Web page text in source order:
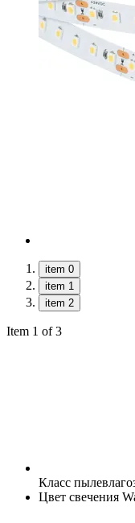
item 0
item 1
item 2
Item 1 of 3
Класс
Цвет свечения